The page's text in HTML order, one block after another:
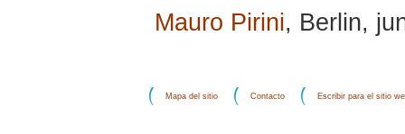
Mauro Pirini, Berlin,
Mapa del sitio Contacto Escribir para el sitio